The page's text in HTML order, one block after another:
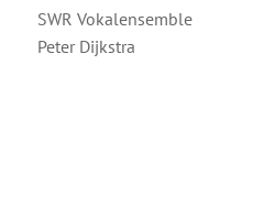
SWR Vokalensemble
Peter Dijkstra